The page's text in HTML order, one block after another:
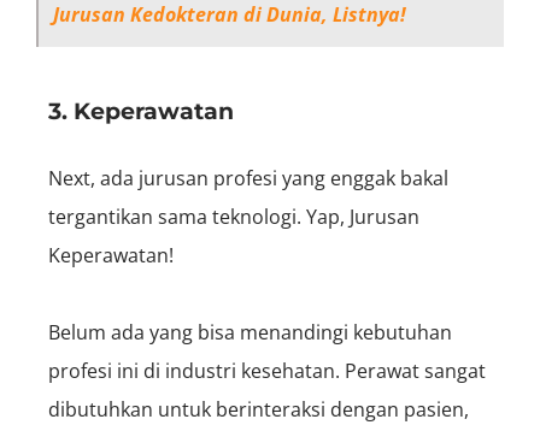
Jurusan Kedokteran di Dunia, Listnya!
3. Keperawatan
Next, ada jurusan profesi yang enggak bakal
tergantikan sama teknologi. Yap, Jurusan
Keperawatan!
Belum ada yang bisa menandingi kebutuhan
profesi ini di industri kesehatan. Perawat sangat
dibutuhkan untuk berinteraksi dengan pasien,